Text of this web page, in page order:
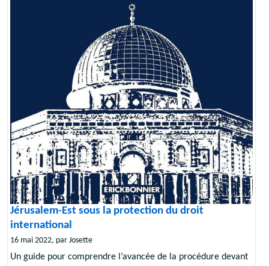
Jérusalem-Est sous la protection du droit
international
16 mai 2022, par Josette
Un guide pour comprendre l’avancée de la procédure devant